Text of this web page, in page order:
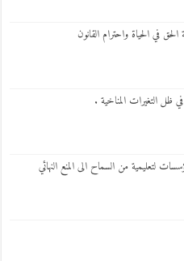
في الحياة واحترام القانون
ظل التغيرات المناخية .
لتعليمية من السماح الى المنع النهائي